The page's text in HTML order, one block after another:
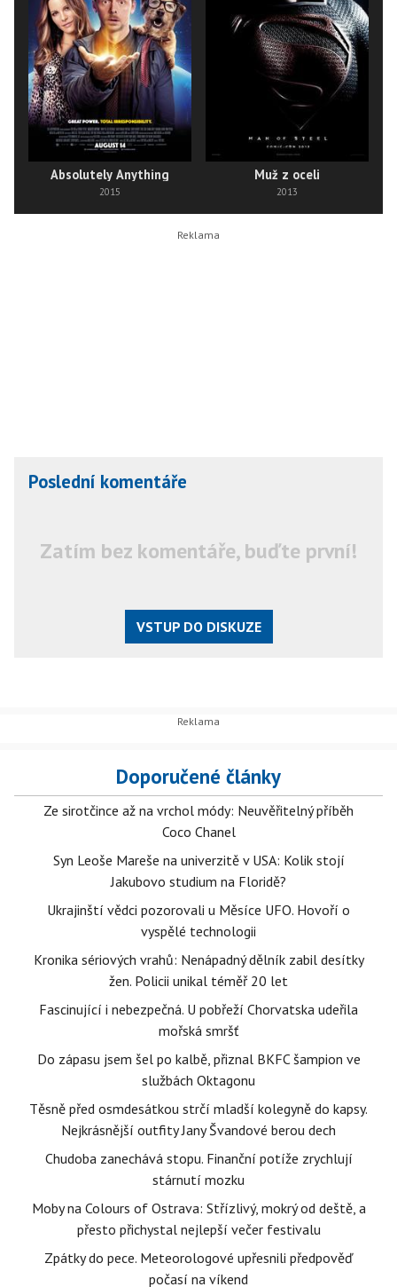
Absolutely Anything
2015
Muž z oceli
2013
Poslední komentáře
Zatím bez komentáře, buďte první!
VSTUP DO DISKUZE
Doporučené články
Ze sirotčince až na vrchol módy: Neuvěřitelný příběh
Coco Chanel
Syn Leoše Mareše na univerzitě v USA: Kolik stojí
Jakubovo studium na Floridě?
Ukrajinští vědci pozorovali u Měsíce UFO. Hovoří o
vyspělé technologii
Kronika sériových vrahů: Nenápadný dělník zabil desítky
žen. Policii unikal téměř 20 let
Fascinující i nebezpečná. U pobřeží Chorvatska udeřila
mořská smršť
Do zápasu jsem šel po kalbě, přiznal BKFC šampion ve
službách Oktagonu
Těsně před osmdesátkou strčí mladší kolegyně do kapsy.
Nejkrásnější outfity Jany Švandové berou dech
Chudoba zanechává stopu. Finanční potíže zrychlují
stárnutí mozku
Moby na Colours of Ostrava: Střízlivý, mokrý od deště, a
přesto přichystal nejlepší večer festivalu
Zpátky do pece. Meteorologové upřesnili předpověď
počasí na víkend